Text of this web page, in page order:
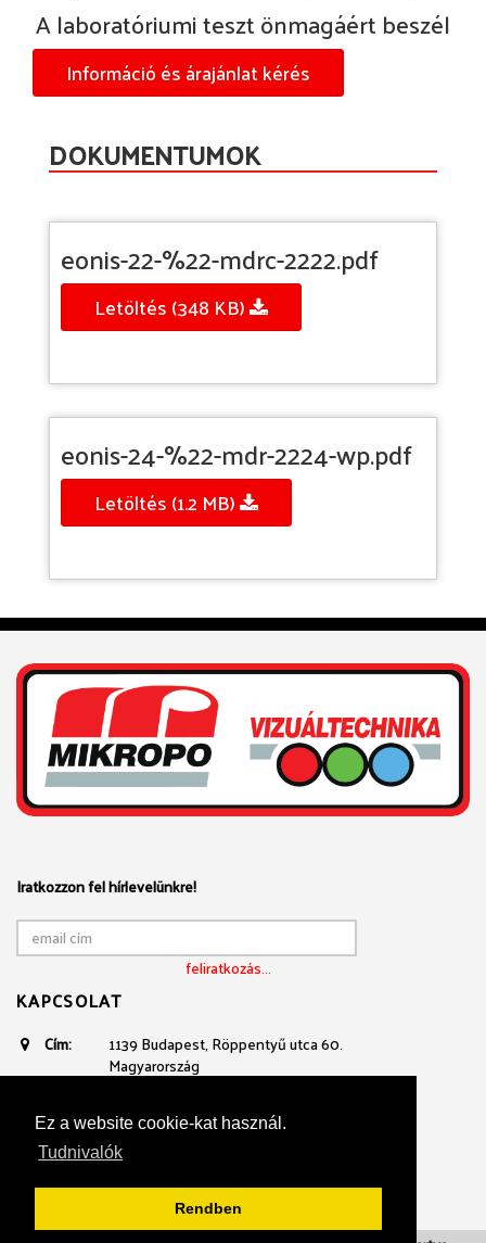
Ez a website cookie-kat használ.
Tudnivalók
Rendben
A laboratóriumi teszt önmagáért beszél
Információ és árajánlat kérés
DOKUMENTUMOK
eonis-22-%22-mdrc-2222.pdf
Letöltés (348 KB)
eonis-24-%22-mdr-2224-wp.pdf
Letöltés (1.2 MB)
Iratkozzon fel hírlevelünkre!
KAPCSOLAT
Cím:
1139 Budapest, Röppentyű utca 60.
Magyarország
Telefon: +361 236 3100
+36 20 934 23 40